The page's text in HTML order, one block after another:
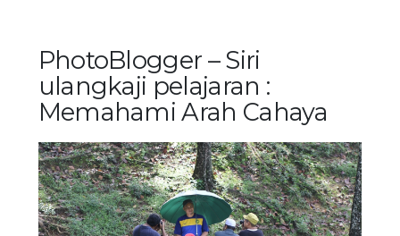
PhotoBlogger – Siri
ulangkaji pelajaran :
Memahami Arah Cahaya